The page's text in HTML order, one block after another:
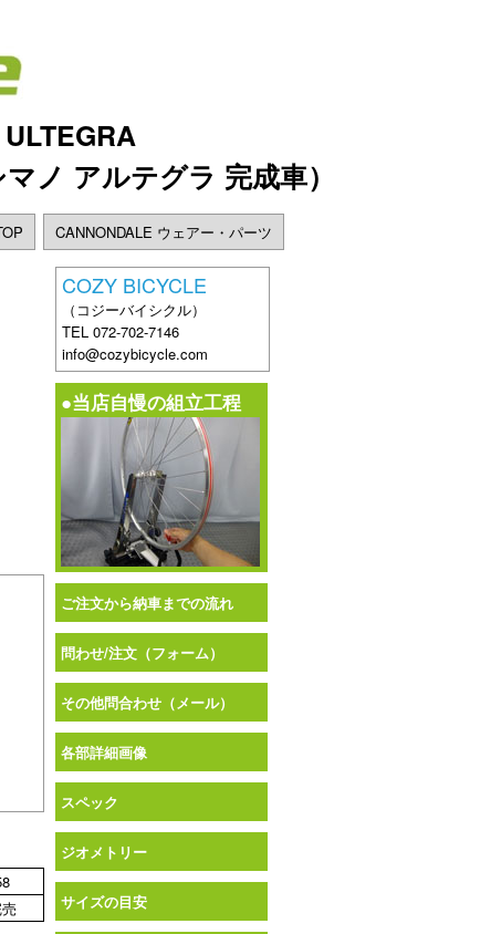
ノ アルテグラ 完成車）
CANNONDALE ウェアー・パーツ
COZY BICYCLE
（コジーバイシクル）
TEL 072-702-7146
info@cozybicycle.com
●当店自慢の組立工程
ご注文から納車までの流れ
問わせ/注文（フォーム）
その他問合わせ（メール）
各部詳細画像
スペック
ジオメトリー
サイズの目安